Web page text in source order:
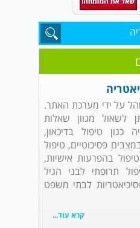
על ידי מערכת האתר.
לשאול מגוון שאלות
כגון טיפול בדיכאון,
פסיכוטיים, טיפול
בהפרעות אישיות,
תרופתי לבני הגיל
לבתי משפט
קרא עוד...